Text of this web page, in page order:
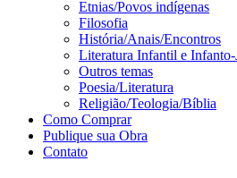
Etnias/Povos indígenas
Filosofia
História/Anais/Encontros
Literatura Infantil e
Outros temas
Poesia/Literatura
Religião/Teologia/Bíblia
Como Comprar
Publique sua Obra
Contato